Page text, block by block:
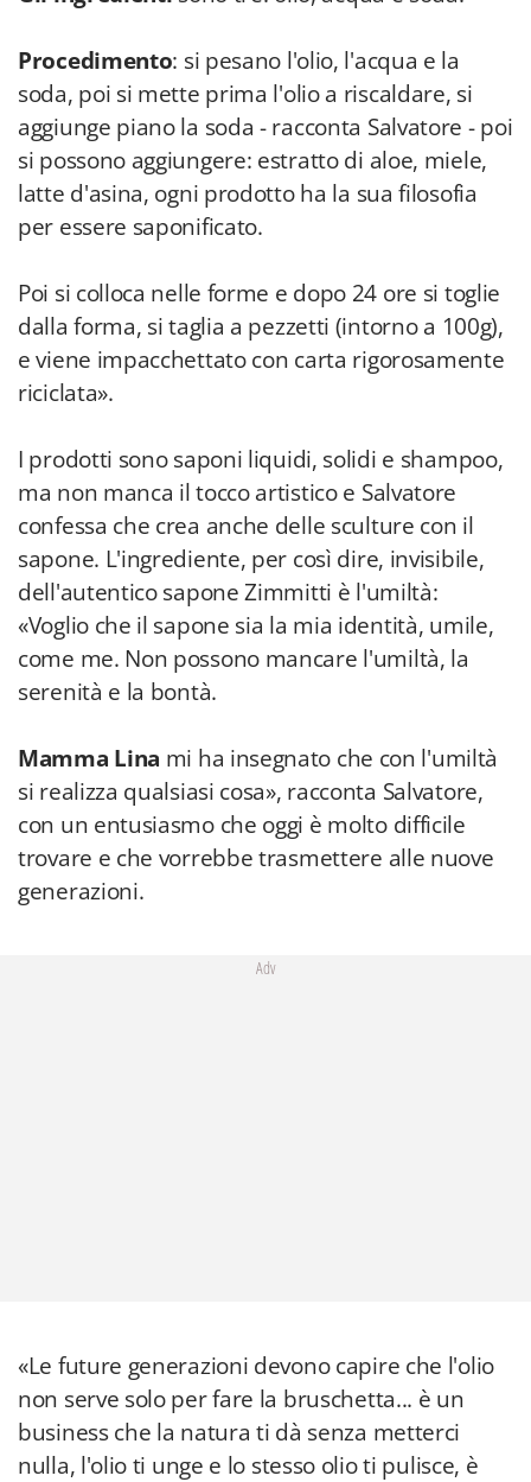
Procedimento: si pesano l'olio, l'acqua e la
soda, poi si mette prima l'olio a riscaldare, si
aggiunge piano la soda - racconta Salvatore - poi
si possono aggiungere: estratto di aloe, miele,
latte d'asina, ogni prodotto ha la sua filosofia
per essere saponificato.
Poi si colloca nelle forme e dopo 24 ore si toglie
dalla forma, si taglia a pezzetti (intorno a 100g),
e viene impacchettato con carta rigorosamente
riciclata».
I prodotti sono saponi liquidi, solidi e shampoo,
ma non manca il tocco artistico e Salvatore
confessa che crea anche delle sculture con il
sapone. L'ingrediente, per così dire, invisibile,
dell'autentico sapone Zimmitti è l'umiltà:
«Voglio che il sapone sia la mia identità, umile,
come me. Non possono mancare l'umiltà, la
serenità e la bontà.
Mamma Lina mi ha insegnato che con l'umiltà
si realizza qualsiasi cosa», racconta Salvatore,
con un entusiasmo che oggi è molto difficile
trovare e che vorrebbe trasmettere alle nuove
generazioni.
Adv
«Le future generazioni devono capire che l'olio
non serve solo per fare la bruschetta... è un
business che la natura ti dà senza metterci
nulla, l'olio ti unge e lo stesso olio ti pulisce, è